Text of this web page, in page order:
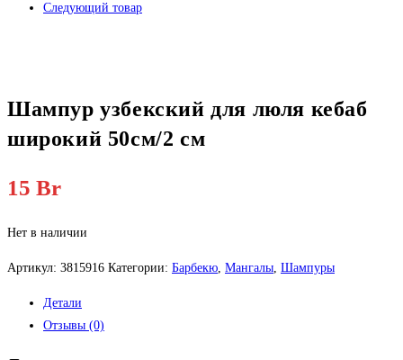
Следующий товар
Шампур узбекский для люля кебаб
широкий 50см/2 см
15 Br
Нет в наличии
Артикул: 3815916 Категории: Барбекю, Мангалы, Шампуры
Детали
Отзывы (0)